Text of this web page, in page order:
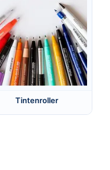
Tintenroller